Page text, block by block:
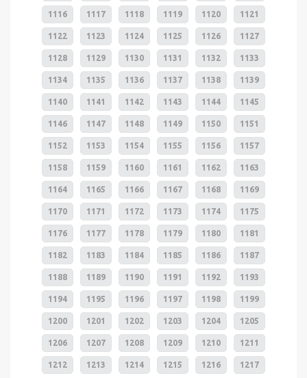
1116 1117 1118 1119 1120 1121
1122 1123 1124 1125 1126 1127
1128 1129 1130 1131 1132 1133
1134 1135 1136 1137 1138 1139
1140 1141 1142 1143 1144 1145
1146 1147 1148 1149 1150 1151
1152 1153 1154 1155 1156 1157
1158 1159 1160 1161 1162 1163
1164 1165 1166 1167 1168 1169
1170 1171 1172 1173 1174 1175
1176 1177 1178 1179 1180 1181
1182 1183 1184 1185 1186 1187
1188 1189 1190 1191 1192 1193
1194 1195 1196 1197 1198 1199
1200 1201 1202 1203 1204 1205
1206 1207 1208 1209 1210 1211
1212 1213 1214 1215 1216 1217